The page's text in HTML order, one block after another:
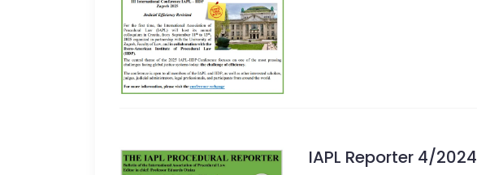
IAPL Reporter 4/2024